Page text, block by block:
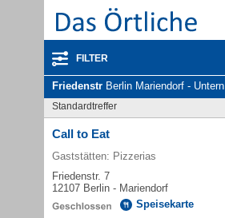
FILTER
Friedenstr Berlin Mariendorf - Unternehmen und Personen
Standardtreffer
Call to Eat
Gaststätten: Pizzerias
Friedenstr. 7
12107 Berlin - Mariendorf
Speisekarte